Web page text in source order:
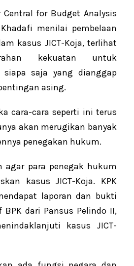
for Budget Analysis
menilai pembelaan
kasus JICT-Koja, terlihat
kekuatan untuk
siapa saja yang dianggap
asing.
cara-cara seperti ini terus
akan merugikan banyak
penegakan hukum.
agar para penegak hukum
kasus JICT-Koja. KPK
laporan dan bukti
dari Pansus Pelindo II,
kasus JICT-